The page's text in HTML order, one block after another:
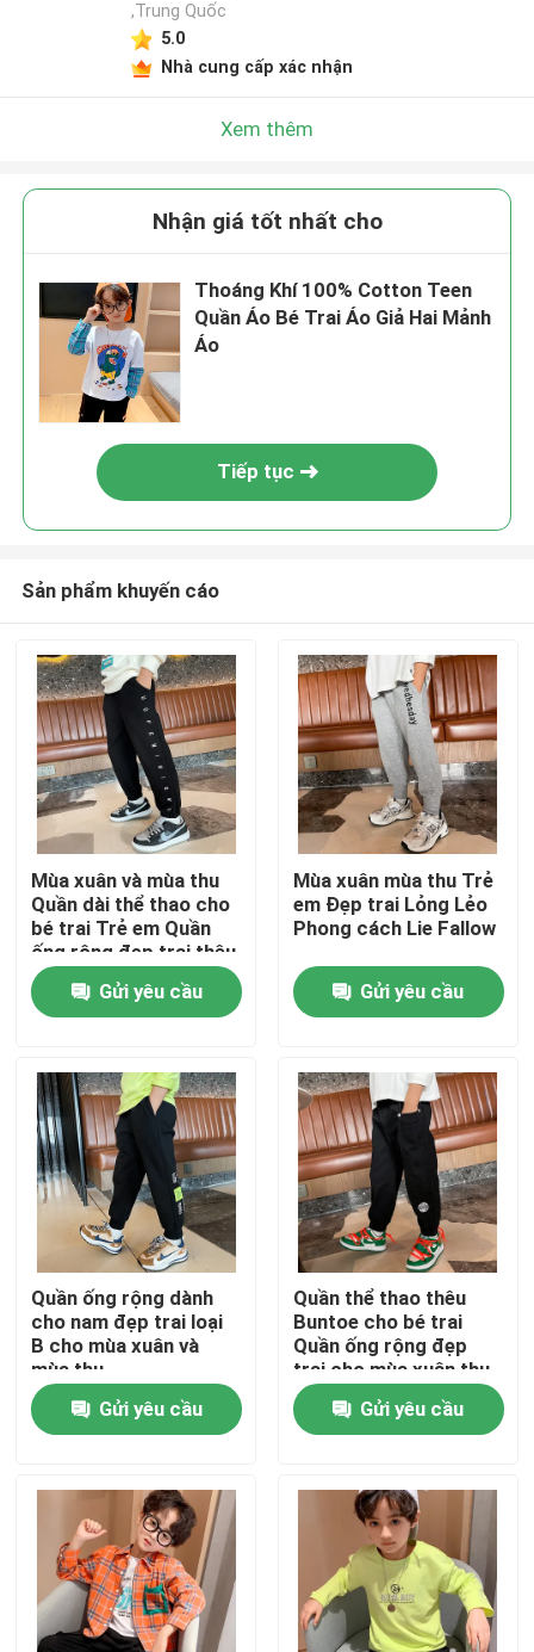
Nhà
Về chúng tôi
Tham quan nhà máy
Kiểm soát chất lượng
Liên hệ chúng tôi
Thời Trang Quần Áo Trẻ Em
quần áo bé gái
Quần áo nam tuổi teen
Bộ quần áo trẻ em
,Trung Quốc
5.0
Nhà cung cấp xác nhận
Xem thêm
Nhận giá tốt nhất cho
Thoáng Khí 100% Cotton Teen
Quần Áo Bé Trai Áo Giả Hai Mảnh
Áo
Tiếp tục
Sản phẩm khuyến cáo
Mùa xuân và mùa thu
Quần dài thể thao cho
bé trai Trẻ em Quần
ống rộng đẹp trai thêu
Gửi yêu cầu
Mùa xuân mùa thu Trẻ
em Đẹp trai Lỏng Lẻo
Phong cách Lie Fallow
Gửi yêu cầu
Quần ống rộng dành
cho nam đẹp trai loại
B cho mùa xuân và
mùa thu
Gửi yêu cầu
Quần thể thao thêu
Buntoe cho bé trai
Quần ống rộng đẹp
trai cho mùa xuân thu
Gửi yêu cầu